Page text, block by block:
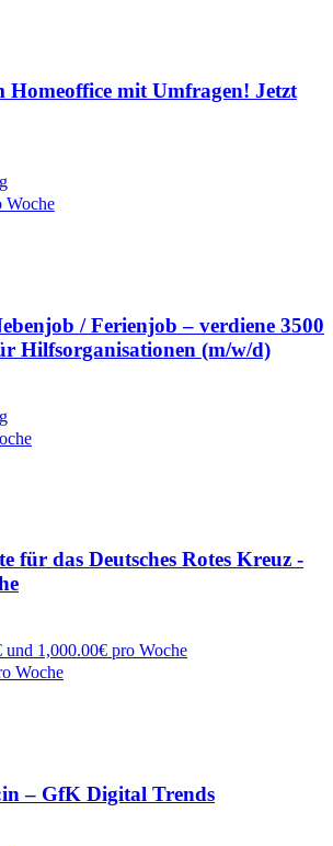
Homeoffice mit Umfragen! Jetzt
Woche
/ Ferienjob – verdiene 3500
Hilfsorganisationen (m/w/d)
für das Deutsches Rotes Kreuz -
und 1,000.00€ pro Woche
Woche
– GfK Digital Trends